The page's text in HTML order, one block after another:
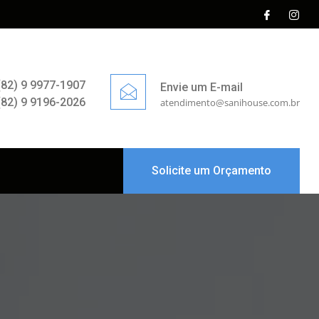
9 9977-1907
9 9196-2026
Envie um E-mail
atendimento@sanihouse.com.br
Solicite um Orçamento